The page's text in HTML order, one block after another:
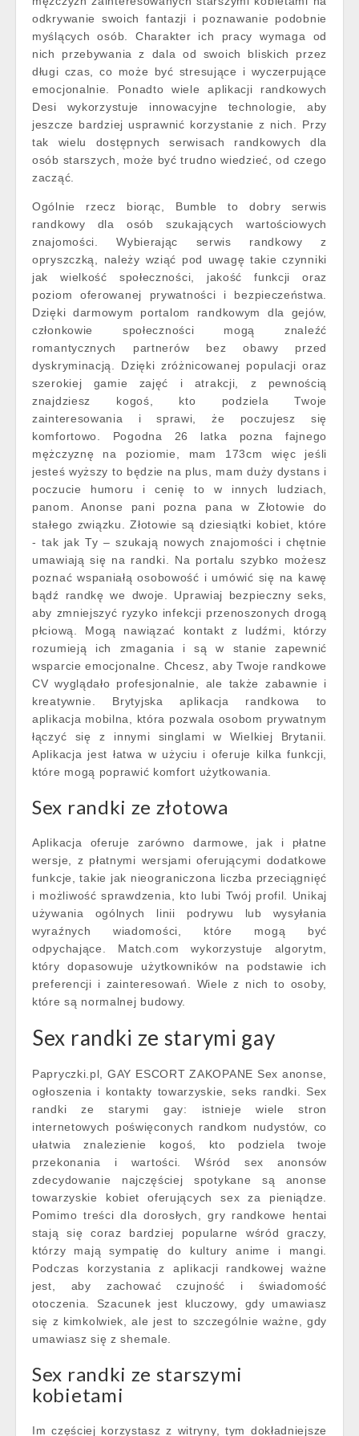
odkrywanie swoich fantazji i poznawanie podobnie
myślących osób. Charakter ich pracy wymaga od
nich przebywania z dala od swoich bliskich przez
długi czas, co może być stresujące i wyczerpujące
emocjonalnie. Ponadto wiele aplikacji randkowych
Desi wykorzystuje innowacyjne technologie, aby
jeszcze bardziej usprawnić korzystanie z nich. Przy
tak wielu dostępnych serwisach randkowych dla
osób starszych, może być trudno wiedzieć, od czego
zacząć.
Ogólnie rzecz biorąc, Bumble to dobry serwis
randkowy dla osób szukających wartościowych
znajomości. Wybierając serwis randkowy z
opryszczką, należy wziąć pod uwagę takie czynniki
jak wielkość społeczności, jakość funkcji oraz
poziom oferowanej prywatności i bezpieczeństwa.
Dzięki darmowym portalom randkowym dla gejów,
członkowie społeczności mogą znaleźć
romantycznych partnerów bez obawy przed
dyskryminacją. Dzięki zróżnicowanej populacji oraz
szerokiej gamie zajęć i atrakcji, z pewnością
znajdziesz kogoś, kto podziela Twoje
zainteresowania i sprawi, że poczujesz się
komfortowo. Pogodna 26 latka pozna fajnego
mężczyznę na poziomie, mam 173cm więc jeśli
jesteś wyższy to będzie na plus, mam duży dystans i
poczucie humoru i cenię to w innych ludziach,
panom. Anonse pani pozna pana w Złotowie do
stałego związku. Złotowie są dziesiątki kobiet, które
- tak jak Ty – szukają nowych znajomości i chętnie
umawiają się na randki. Na portalu szybko możesz
poznać wspaniałą osobowość i umówić się na kawę
bądź randkę we dwoje. Uprawiaj bezpieczny seks,
aby zmniejszyć ryzyko infekcji przenoszonych drogą
płciową. Mogą nawiązać kontakt z ludźmi, którzy
rozumieją ich zmagania i są w stanie zapewnić
wsparcie emocjonalne. Chcesz, aby Twoje randkowe
CV wyglądało profesjonalnie, ale także zabawnie i
kreatywnie. Brytyjska aplikacja randkowa to
aplikacja mobilna, która pozwala osobom prywatnym
łączyć się z innymi singlami w Wielkiej Brytanii.
Aplikacja jest łatwa w użyciu i oferuje kilka funkcji,
które mogą poprawić komfort użytkowania.
Sex randki ze złotowa
Aplikacja oferuje zarówno darmowe, jak i płatne
wersje, z płatnymi wersjami oferującymi dodatkowe
funkcje, takie jak nieograniczona liczba przeciągnięć
i możliwość sprawdzenia, kto lubi Twój profil. Unikaj
używania ogólnych linii podrywu lub wysyłania
wyraźnych wiadomości, które mogą być
odpychające. Match.com wykorzystuje algorytm,
który dopasowuje użytkowników na podstawie ich
preferencji i zainteresowań. Wiele z nich to osoby,
które są normalnej budowy.
Sex randki ze starymi gay
Papryczki.pl, GAY ESCORT ZAKOPANE Sex anonse,
ogłoszenia i kontakty towarzyskie, seks randki. Sex
randki ze starymi gay: istnieje wiele stron
internetowych poświęconych randkom nudystów, co
ułatwia znalezienie kogoś, kto podziela twoje
przekonania i wartości. Wśród sex anonsów
zdecydowanie najczęściej spotykane są anonse
towarzyskie kobiet oferujących sex za pieniądze.
Pomimo treści dla dorosłych, gry randkowe hentai
stają się coraz bardziej popularne wśród graczy,
którzy mają sympatię do kultury anime i mangi.
Podczas korzystania z aplikacji randkowej ważne
jest, aby zachować czujność i świadomość
otoczenia. Szacunek jest kluczowy, gdy umawiasz
się z kimkolwiek, ale jest to szczególnie ważne, gdy
umawiasz się z shemale.
Sex randki ze starszymi
kobietami
Im częściej korzystasz z witryny, tym dokładniejsze